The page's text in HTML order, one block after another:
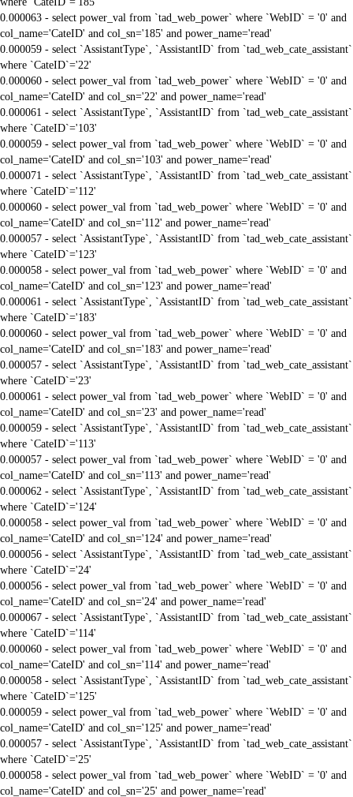
0.000063 - select power_val from `tad_web_power` where `WebID` = '0' and
col_name='CateID' and col_sn='185' and power_name='read'
0.000059 - select `AssistantType`, `AssistantID` from `tad_web_cate_assistant`
where `CateID`='22'
0.000060 - select power_val from `tad_web_power` where `WebID` = '0' and
col_name='CateID' and col_sn='22' and power_name='read'
0.000061 - select `AssistantType`, `AssistantID` from `tad_web_cate_assistant`
where `CateID`='103'
0.000059 - select power_val from `tad_web_power` where `WebID` = '0' and
col_name='CateID' and col_sn='103' and power_name='read'
0.000071 - select `AssistantType`, `AssistantID` from `tad_web_cate_assistant`
where `CateID`='112'
0.000060 - select power_val from `tad_web_power` where `WebID` = '0' and
col_name='CateID' and col_sn='112' and power_name='read'
0.000057 - select `AssistantType`, `AssistantID` from `tad_web_cate_assistant`
where `CateID`='123'
0.000058 - select power_val from `tad_web_power` where `WebID` = '0' and
col_name='CateID' and col_sn='123' and power_name='read'
0.000061 - select `AssistantType`, `AssistantID` from `tad_web_cate_assistant`
where `CateID`='183'
0.000060 - select power_val from `tad_web_power` where `WebID` = '0' and
col_name='CateID' and col_sn='183' and power_name='read'
0.000057 - select `AssistantType`, `AssistantID` from `tad_web_cate_assistant`
where `CateID`='23'
0.000061 - select power_val from `tad_web_power` where `WebID` = '0' and
col_name='CateID' and col_sn='23' and power_name='read'
0.000059 - select `AssistantType`, `AssistantID` from `tad_web_cate_assistant`
where `CateID`='113'
0.000057 - select power_val from `tad_web_power` where `WebID` = '0' and
col_name='CateID' and col_sn='113' and power_name='read'
0.000062 - select `AssistantType`, `AssistantID` from `tad_web_cate_assistant`
where `CateID`='124'
0.000058 - select power_val from `tad_web_power` where `WebID` = '0' and
col_name='CateID' and col_sn='124' and power_name='read'
0.000056 - select `AssistantType`, `AssistantID` from `tad_web_cate_assistant`
where `CateID`='24'
0.000056 - select power_val from `tad_web_power` where `WebID` = '0' and
col_name='CateID' and col_sn='24' and power_name='read'
0.000067 - select `AssistantType`, `AssistantID` from `tad_web_cate_assistant`
where `CateID`='114'
0.000060 - select power_val from `tad_web_power` where `WebID` = '0' and
col_name='CateID' and col_sn='114' and power_name='read'
0.000058 - select `AssistantType`, `AssistantID` from `tad_web_cate_assistant`
where `CateID`='125'
0.000059 - select power_val from `tad_web_power` where `WebID` = '0' and
col_name='CateID' and col_sn='125' and power_name='read'
0.000057 - select `AssistantType`, `AssistantID` from `tad_web_cate_assistant`
where `CateID`='25'
0.000058 - select power_val from `tad_web_power` where `WebID` = '0' and
col_name='CateID' and col_sn='25' and power_name='read'